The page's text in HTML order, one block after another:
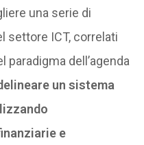
una serie di
settore ICT, correlati
dell’agenda
un sistema
e